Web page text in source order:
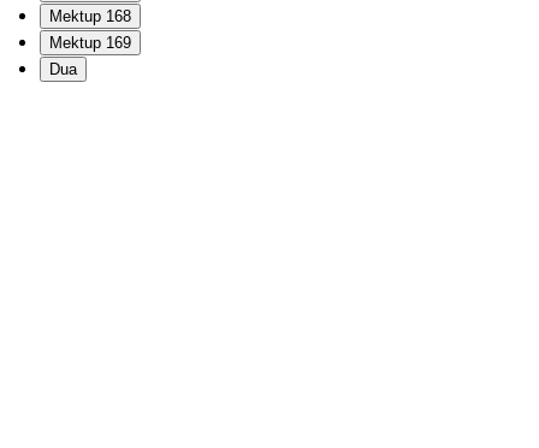
Mektup 168
Mektup 169
Dua